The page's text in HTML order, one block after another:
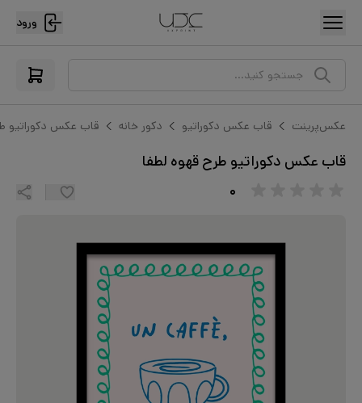
ورود
جستجو کنید...
عکس‌پرینت قاب عکس دکوراتیو دکور خانه قاب عکس دکوراتیو
قاب عکس دکوراتیو طرح قهوه لطفا
۰